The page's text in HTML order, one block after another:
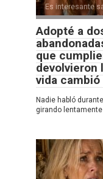
Es interesante
Adopté a
que
devolvieron
vida
Nadie habló
girando